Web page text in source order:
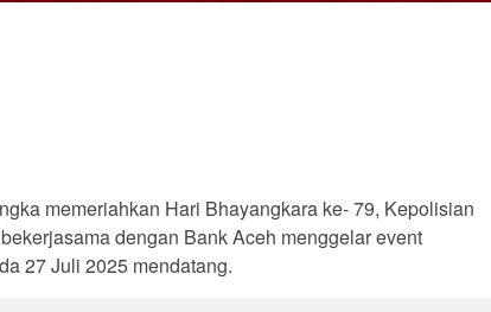
memeriahkan Hari Bhayangkara ke- 79, Kepolisian
dengan Bank Aceh menggelar event
27 Juli 2025 mendatang.